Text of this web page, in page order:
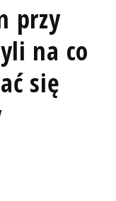
przy
na co
się